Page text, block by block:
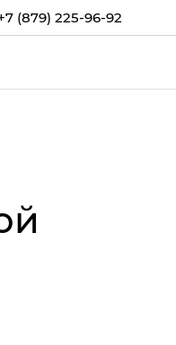
(879) 225-96-92